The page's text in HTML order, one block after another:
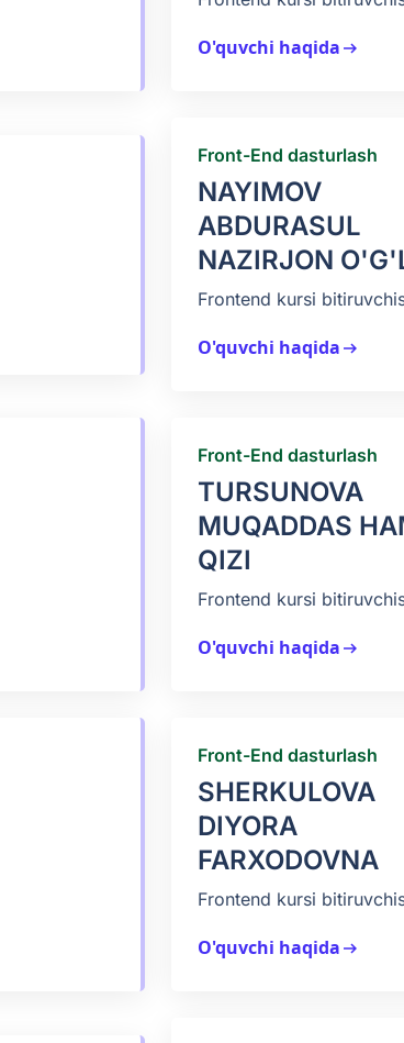
O'quvchi haqidaarrow_right_alt
Front-End dasturlash
NAYIMOV
ABDURASUL
NAZIRJON
Frontend kursi
O'quvchi haqidaarrow_right_alt
Front-End dasturlash
TURSUNOVA
MUQADDAS
QIZI
Frontend kursi
O'quvchi haqidaarrow_right_alt
Front-End dasturlash
SHERKULOVA
DIYORA
FARXODOVNA
Frontend kursi
O'quvchi haqidaarrow_right_alt